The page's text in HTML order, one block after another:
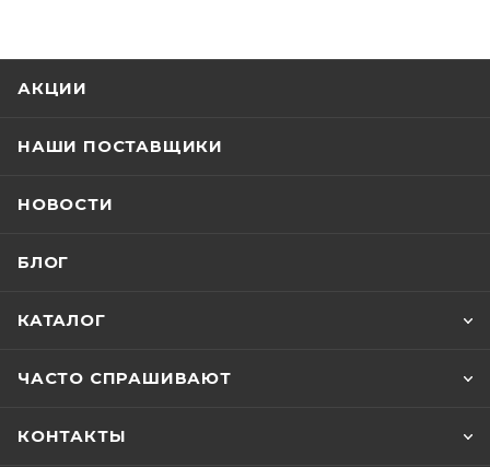
АКЦИИ
НАШИ ПОСТАВЩИКИ
НОВОСТИ
БЛОГ
КАТАЛОГ
ЧАСТО СПРАШИВАЮТ
КОНТАКТЫ